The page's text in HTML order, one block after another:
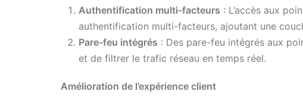
Authentification multi-facteurs : L’accès aux
authentification multi-facteurs, ajoutant une
Pare-feu intégrés : Des pare-feu intégrés aux
et de filtrer le trafic réseau en temps réel.
Amélioration de l’expérience client